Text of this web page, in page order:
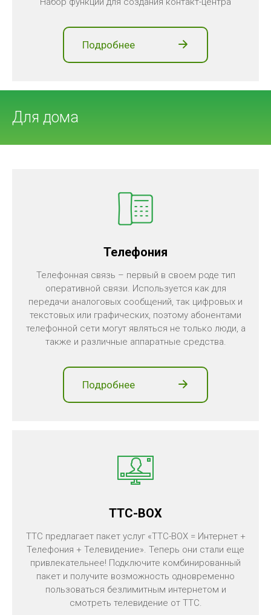
Подробнее
Для дома
Телефония
Телефонная связь – первый в своем роде тип
оперативной связи. Используется как для
передачи аналоговых сообщений, так цифровых и
текстовых или графических, поэтому абонентами
телефонной сети могут являться не только люди, а
также и различные аппаратные средства.
Подробнее
TTC-BOX
TTC предлагает пакет услуг «TTC-BOX = Интернет +
Телефония + Телевидение». Теперь они стали еще
привлекательнее! Подключите комбинированный
пакет и получите возможность одновременно
пользоваться безлимитным интернетом и
смотреть телевидение от TTC.